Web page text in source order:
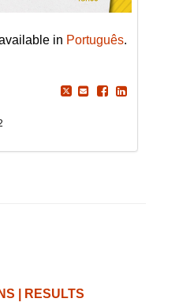
in Português.
| RESULTS